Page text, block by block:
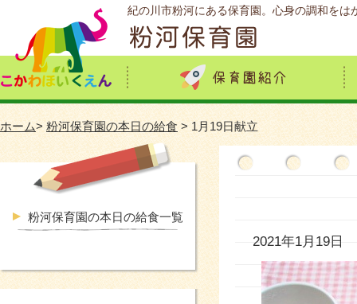
紀の川市粉河にある保育園。心身の調和を
ホーム> 粉河保育園の本日の給食 > 1月19日献立
2021年1月19日
粉河保育園の本日の給食一覧